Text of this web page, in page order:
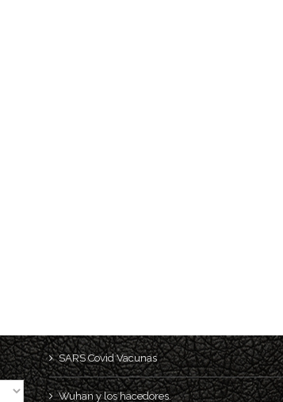
SARS Covid Vacunas
Wuhan y los hacedores.